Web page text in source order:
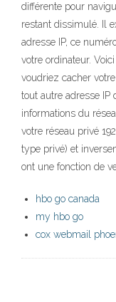
différente pour
restant dissimulé. Il
adresse IP, ce
votre ordinateur.
voudriez cacher
tout autre adresse IP
informations du
votre réseau privé
type privé) et
ont une fonction de
hbo go canada
my hbo go
cox webmail